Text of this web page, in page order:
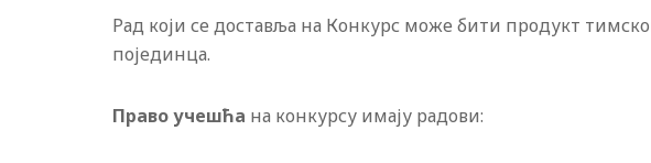
Рад који се доставља на Конкурс може бити продукт
појединца.
Право учешћа на конкурсу имају радови: